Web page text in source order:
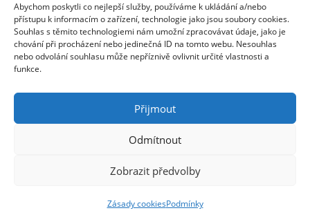
Abychom poskytli co nejlepší služby, používáme k ukládání a/nebo
přístupu k informacím o zařízení, technologie jako jsou soubory cookies.
Souhlas s těmito technologiemi nám umožní zpracovávat údaje, jako je
chování při procházení nebo jedinečná ID na tomto webu. Nesouhlas
nebo odvolání souhlasu může nepříznivě ovlivnit určité vlastnosti a
funkce.
Přijmout
Odmítnout
Zobrazit předvolby
Zásady cookiesPodmínky
Působíme v oblasti vzdělávacích aktivit již od roku 1990.
Pořádáme odborné semináře a připravujeme studijní
programy zejména v Moravskoslezském kraji a také ve většině
krajských měst České republiky.
školství. Soustředíme se na legislativní změny,
pracovněprávní, ekonomickou a účetní problematiku škol
a školských zařízení.
© PARIS vzdělávací agentura s.r.o.